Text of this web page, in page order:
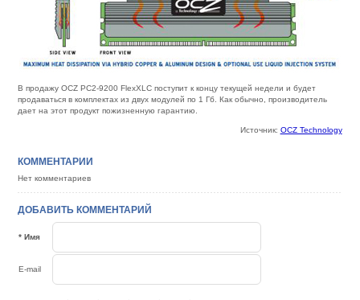
В продажу OCZ PC2-9200 FlexXLC поступит к концу текущей недели и будет
продаваться в комплектах из двух модулей по 1 Гб. Как обычно, производитель
дает на этот продукт пожизненную гарантию.
Источник: OCZ Technology
КОММЕНТАРИИ
Нет комментариев
ДОБАВИТЬ КОММЕНТАРИЙ
* Имя
E-mail